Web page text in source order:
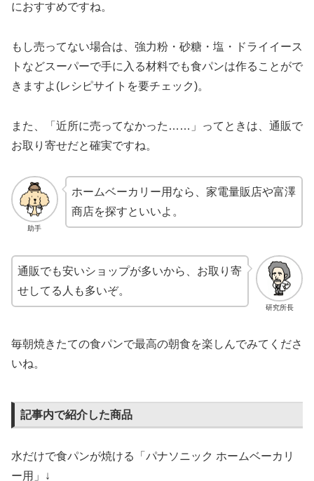
におすすめですね。
もし売ってない場合は、強力粉・砂糖・塩・ドライイース
トなどスーパーで手に入る材料でも食パンは作ることがで
きますよ(レシピサイトを要チェック)。
また、「近所に売ってなかった……」ってときは、通販で
お取り寄せだと確実ですね。
助手
ホームベーカリー用なら、家電量販店や富澤
商店を探すといいよ。
研究所長
通販でも安いショップが多いから、お取り寄
せしてる人も多いぞ。
毎朝焼きたての食パンで最高の朝食を楽しんでみてくださ
いね。
記事内で紹介した商品
水だけで食パンが焼ける「パナソニック ホームベーカリ
ー用」↓